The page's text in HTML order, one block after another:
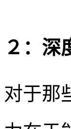
２：深
对于那